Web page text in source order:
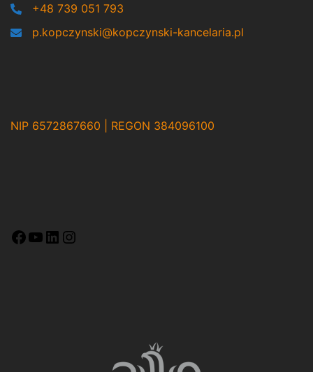
+48 739 051 793
p.kopczynski@kopczynski-kancelaria.pl
NIP 6572867660 | REGON 384096100
Facebook
YouTube
LinkedIn